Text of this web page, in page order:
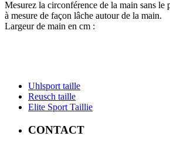
Mesurez la circonférence de la main sans le
à mesure de façon lâche autour de la main.
Largeur de main en cm :
Uhlsport taille
Reusch taille
Elite Sport Taillie
CONTACT